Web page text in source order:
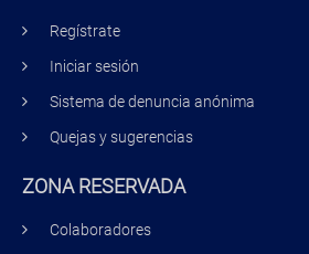
Regístrate
Iniciar sesión
Sistema de denuncia anónima
Quejas y sugerencias
ZONA RESERVADA
Colaboradores